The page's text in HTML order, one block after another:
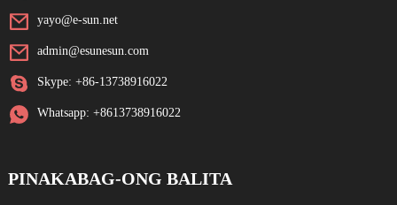
yayo@e-sun.net
admin@esunesun.com
Skype: +86-13738916022
Whatsapp: +8613738916022
PINAKABAG-ONG BALITA